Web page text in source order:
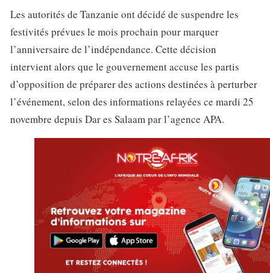
Les autorités de Tanzanie ont décidé de suspendre les
festivités prévues le mois prochain pour marquer
l’anniversaire de l’indépendance. Cette décision
intervient alors que le gouvernement accuse les partis
d’opposition de préparer des actions destinées à perturber
l’événement, selon des informations relayées ce mardi 25
novembre depuis Dar es Salaam par l’agence APA.